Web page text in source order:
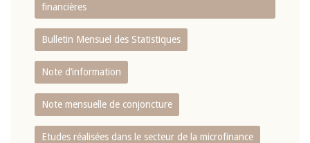
financières
Bulletin Mensuel des Statistiques
Note d’information
Note mensuelle de conjoncture
Etudes réalisées dans le secteur de la microfinance